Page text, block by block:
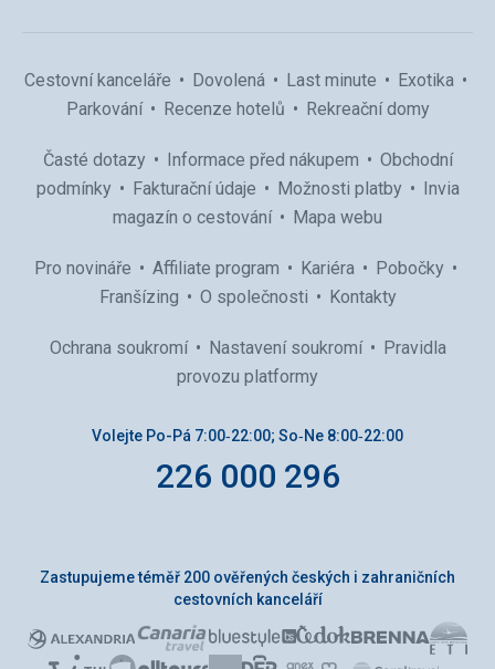
Cestovní kanceláře Dovolená Last minute
Exotika
Parkování
Recenze hotelů Rekreační domy
Časté dotazy Informace před nákupem
Obchodní
podmínky
Fakturační údaje Možnosti platby
Invia
magazín o cestování
Mapa webu
Pro novináře Affiliate program Kariéra
Pobočky
Franšízing
O společnosti Kontakty
Ochrana soukromí Nastavení soukromí
Pravidla
provozu platformy
Volejte Po-Pá 7:00‑22:00; So‑Ne 8:00‑22:00
226 000 296
Zastupujeme téměř 200 ověřených českých i zahraničních
cestovních kanceláří